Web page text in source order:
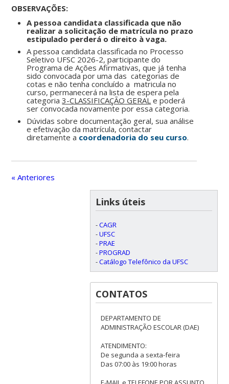
OBSERVAÇÕES:
A pessoa candidata classificada que não
realizar a solicitação de matrícula no prazo
estipulado perderá o direito à vaga.
A pessoa candidata classificada no Processo
Seletivo UFSC 2026-2, participante do
Programa de Ações Afirmativas, que já tenha
sido convocada por uma das categorias de
cotas e não tenha concluído a matricula no
curso, permanecerá na lista de espera pela
categoria3-CLASSIFICAÇÃO GERAL e poderá
ser convocada novamente por essa categoria.
Dúvidas sobre documentação geral, sua análise
e efetivação da matrícula, contactar
diretamente a coordenadoria do seu curso.
« Anteriores
Links úteis
-CAGR
-UFSC
-PRAE
-PROGRAD
-Catálogo Telefônico da UFSC
CONTATOS
DEPARTAMENTO DE
ADMINISTRAÇÃO ESCOLAR (DAE)
ATENDIMENTO:
De segunda a sexta-feira
Das 07:00 às 19:00 horas